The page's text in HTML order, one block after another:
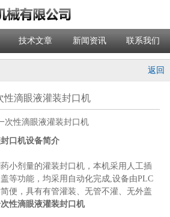
技术文章 新闻资讯 联系我们
返回
性滴眼液灌装封口机
口机设备简介
剂量的灌装封口机，本机采用人工插
等功能，均采用自动化完成,设备由PLC
便，具有有管灌装、无管不灌、无外盖
性滴眼液灌装封口机